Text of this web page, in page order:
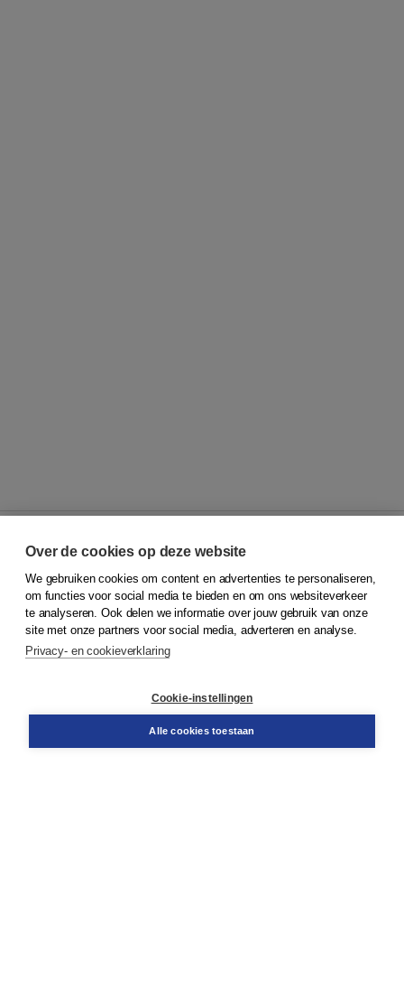
© 2026Koninklijke Boom uitgevers
Klantenservice
Service & informatie
Contact
Over de cookies op deze website
We gebruiken cookies om content en advertenties te personaliseren,
om functies voor social media te bieden en om ons websiteverkeer
te analyseren. Ook delen we informatie over jouw gebruik van onze
site met onze partners voor social media, adverteren en analyse.
Privacy- en cookieverklaring
Cookie-instellingen
Alle cookies toestaan